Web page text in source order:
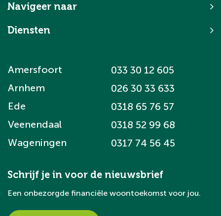
Navigeer naar
Diensten
Amersfoort
033 30 12 605
Arnhem
026 30 33 633
Ede
0318 65 76 57
Veenendaal
0318 52 99 68
Wageningen
0317 74 56 45
Schrijf je in voor de nieuwsbrief
Een onbezorgde financiële woontoekomst voor jou.